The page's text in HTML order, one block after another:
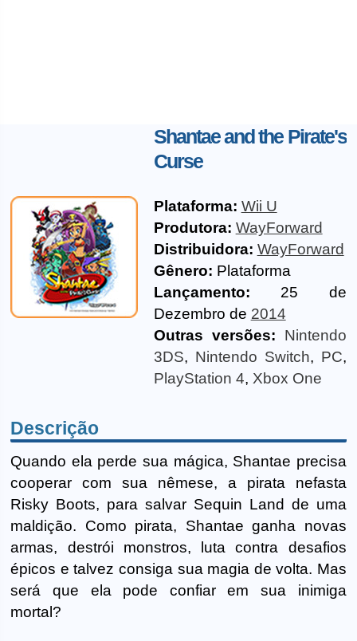
Shantae and the Pirate's
Curse
Plataforma: Wii U
Produtora: WayForward
Distribuidora: WayForward
Gênero: Plataforma
Lançamento: 25 de
Dezembro de 2014
Outras versões:
Nintendo
3DS, Nintendo Switch, PC,
PlayStation 4, Xbox One
Descrição
Quando ela perde sua mágica, Shantae precisa
cooperar com sua nêmese, a pirata nefasta
Risky Boots, para salvar Sequin Land de uma
maldição. Como pirata, Shantae ganha novas
armas, destrói monstros, luta contra desafios
épicos e talvez consiga sua magia de volta. Mas
será que ela pode confiar em sua inimiga
mortal?